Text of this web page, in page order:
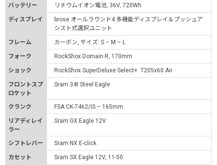
バッテリー リチウムイオン電池, 36V, 720Wh
ディスプレイ
brose オールラウンド4 多機能ディスプレイ＆プッシュア
シスト式選択ユニット
フレーム カーボン, サイズ: S – M – L
フォーク RockShox Domain R, 170mm
ショック RockShox SuperDeluxe Select+ T205x60 Air
フロントスプ
ロケット
Sram 34t Steel Eagle
クランク FSA CK-7462/IS – 165mm
リアディレイ
ラー
Sram GX Eagle 12V
シフトレバー Sram NX E-click
カセット Sram SX Eagle 12V, 11-50